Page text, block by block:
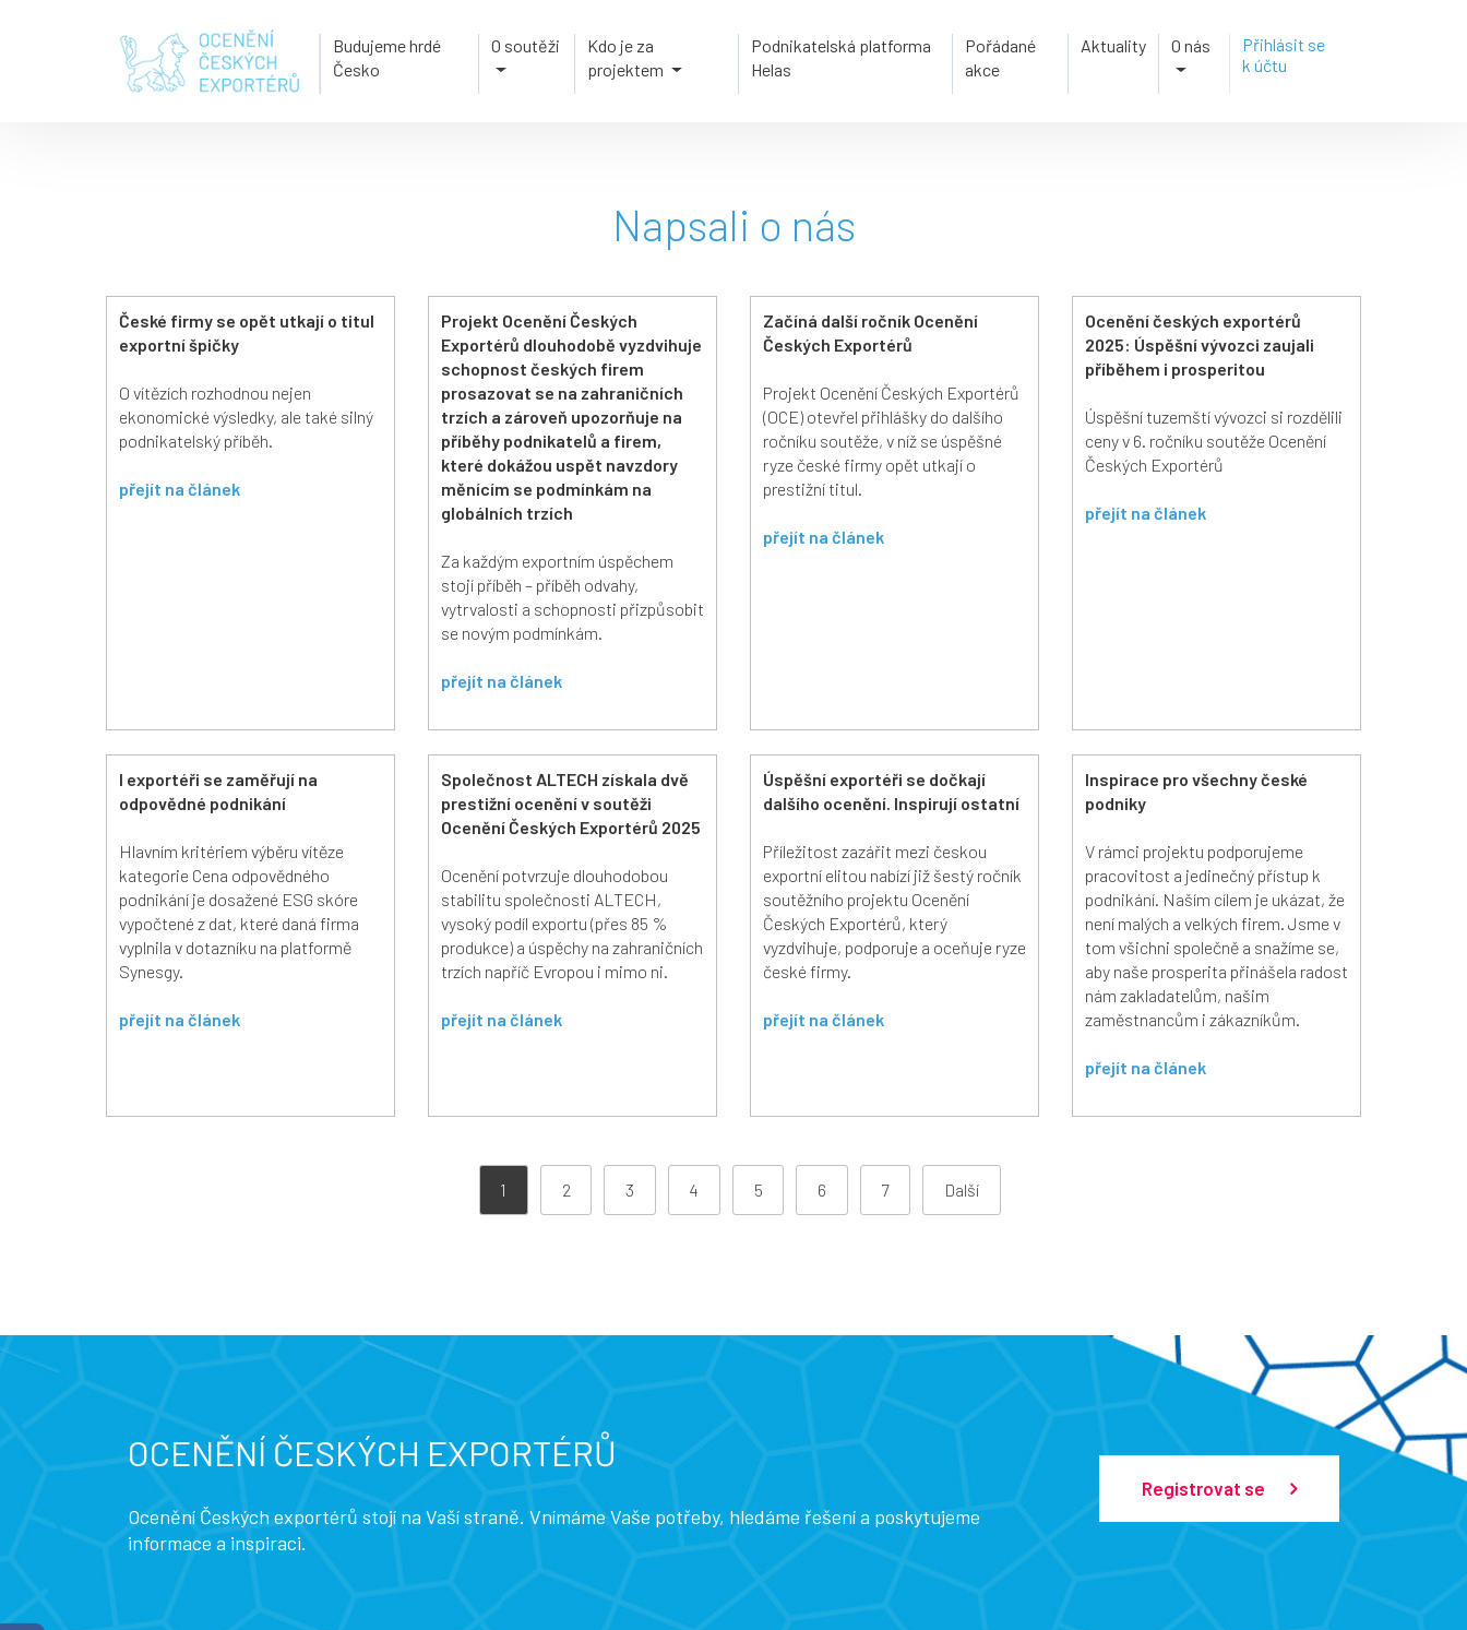
Budujeme hrdé
Česko
O soutěži
Kdo je za
projektem
Podnikatelská platforma
Helas
Pořádané
akce
Aktuality O nás
Přihlásit se
k účtu
Napsali o nás
České firmy se opět utkají o titul
exportní špičky
O vítězích rozhodnou nejen
ekonomické výsledky, ale také silný
podnikatelský příběh.
přejít na článek
Projekt Ocenění Českých
Exportérů dlouhodobě vyzdvihuje
schopnost českých firem
prosazovat se na zahraničních
trzích a zároveň upozorňuje na
příběhy podnikatelů a firem,
které dokážou uspět navzdory
měnícím se podmínkám na
globálních trzích
Za každým exportním úspěchem
stojí příběh – příběh odvahy,
vytrvalosti a schopnosti přizpůsobit
se novým podmínkám.
přejít na článek
Začíná další ročník Ocenění
Českých Exportérů
Projekt Ocenění Českých Exportérů
(OCE) otevřel přihlášky do dalšího
ročníku soutěže, v níž se úspěšné
ryze české firmy opět utkají o
prestižní titul.
přejít na článek
Ocenění českých exportérů
2025: Úspěšní vývozci zaujali
příběhem i prosperitou
Úspěšní tuzemští vývozci si rozdělili
ceny v 6. ročníku soutěže Ocenění
Českých Exportérů
přejít na článek
I exportéři se zaměřují na
odpovědné podnikání
Hlavním kritériem výběru vítěze
kategorie Cena odpovědného
podnikání je dosažené ESG skóre
vypočtené z dat, které daná firma
vyplnila v dotazníku na platformě
Synesgy.
přejít na článek
Společnost ALTECH získala dvě
prestižní ocenění v soutěži
Ocenění Českých Exportérů 2025
Ocenění potvrzuje dlouhodobou
stabilitu společnosti ALTECH,
vysoký podíl exportu (přes 85 %
produkce) a úspěchy na zahraničních
trzích napříč Evropou i mimo ni.
přejít na článek
Úspěšní exportéři se dočkají
dalšího ocenění. Inspirují ostatní
Příležitost zazářit mezi českou
exportní elitou nabízí již šestý ročník
soutěžního projektu Ocenění
Českých Exportérů, který
vyzdvihuje, podporuje a oceňuje ryze
české firmy.
přejít na článek
Inspirace pro všechny české
podniky
V rámci projektu podporujeme
pracovitost a jedinečný přístup k
podnikání. Naším cílem je ukázat, že
není malých a velkých firem. Jsme v
tom všichni společně a snažíme se,
aby naše prosperita přinášela radost
nám zakladatelům, našim
zaměstnancům i zákazníkům.
přejít na článek
1 2 3 4 5 6 7 Další
OCENĚNÍ ČESKÝCH EXPORTÉRŮ
Ocenění Českých exportérů stojí na Vaší straně. Vnímáme Vaše potřeby, hledáme řešení a poskytujeme
informace a inspiraci.
Registrovat se